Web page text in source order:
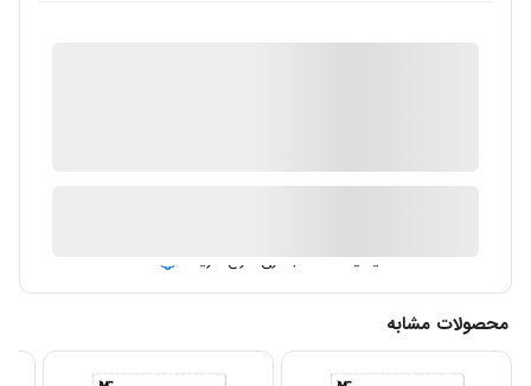
آیا قیمت مناسب تری سراغ دارید؟
محصولات مشابه